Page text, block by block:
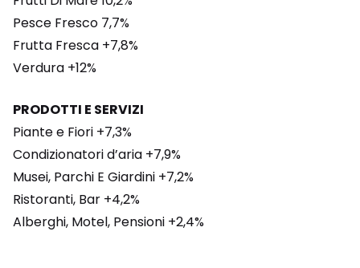
Pesce Fresco 7,7%
Frutta Fresca +7,8%
Verdura +12%
PRODOTTI E SERVIZI
Piante e Fiori +7,3%
Condizionatori d’aria +7,9%
Musei, Parchi E Giardini +7,2%
Ristoranti, Bar +4,2%
Alberghi, Motel, Pensioni +2,4%